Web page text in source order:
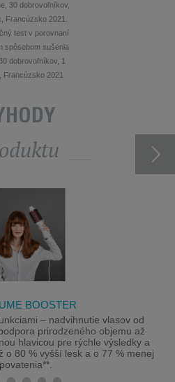
30 dobrovoľníkov,
Francúzsko 2021.
test v porovnaní
spôsobom sušenia
dobrovoľníkov, 1
Francúzsko 2021
BOOSTER
– nadvihnutie vlasov od
prirodzeného objemu až
hlavicou pre rýchle výsledky a
o 80 % vyšší lesk a o 77 % menej